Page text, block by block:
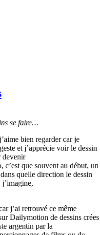
se faire…
bien regarder car je
et j’apprécie voir le dessin
devenir
que souvent au début, un
quelle direction le dessin
j’imagine,
j’ai retrouvé ce même
Dailymotion de dessins crées
argentin par la